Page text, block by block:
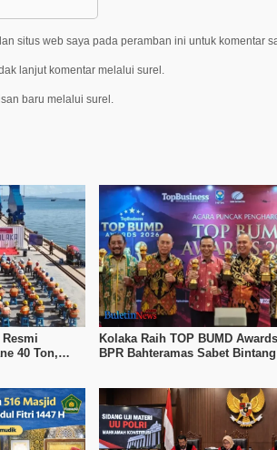
situs web saya pada peramban ini untuk komentar
lanjut komentar melalui surel.
baru melalui surel.
40 Ton,
Kolaka Raih TOP BUMD
BPR Bahteramas Sabet